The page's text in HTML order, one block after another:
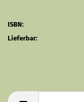
ISBN:
Lieferbar: